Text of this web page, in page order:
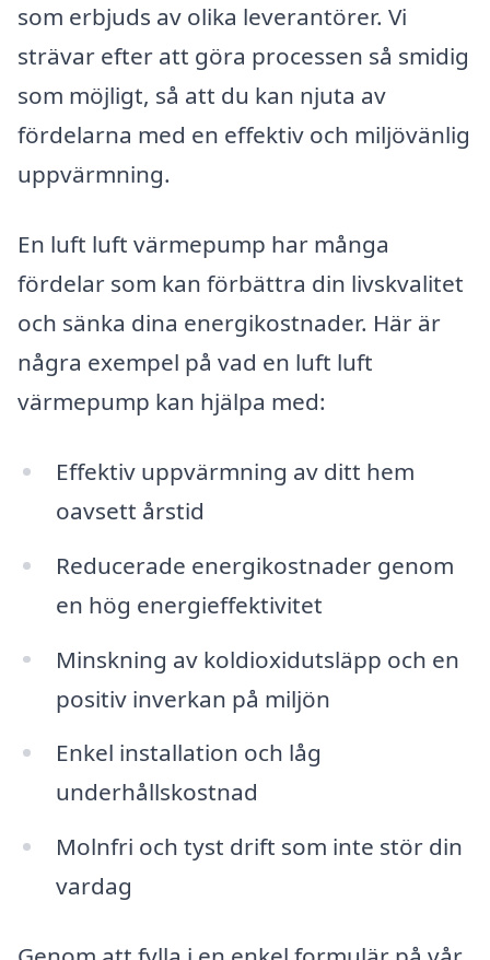
som erbjuds av olika leverantörer. Vi
strävar efter att göra processen så smidig
som möjligt, så att du kan njuta av
fördelarna med en effektiv och miljövänlig
uppvärmning.
En luft luft värmepump har många
fördelar som kan förbättra din livskvalitet
och sänka dina energikostnader. Här är
några exempel på vad en luft luft
värmepump kan hjälpa med:
Effektiv uppvärmning av ditt hem
oavsett årstid
Reducerade energikostnader genom
en hög energieffektivitet
Minskning av koldioxidutsläpp och en
positiv inverkan på miljön
Enkel installation och låg
underhållskostnad
Molnfri och tyst drift som inte stör din
vardag